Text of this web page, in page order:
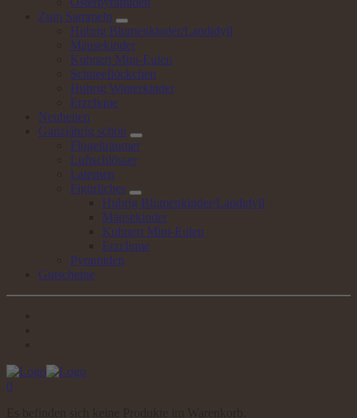
Zum Sammeln
Hubrig Blumenkinder/Landidyll
Mäusekinder
Kuhnert Mini-Eulen
Schneeflöckchen
Hubrig Winterkinder
Erzclique
Neuheiten
Ganzjährig schön
Flügelträumer
Luftschlösser
Laternen
Figürliches
Hubrig Blumenkinder/Landidyll
Mäusekinder
Kuhnert Mini-Eulen
Erzclique
Pyramiden
Gutscheine
0